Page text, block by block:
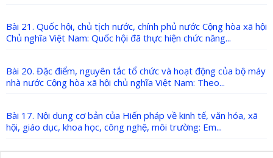
Bài 21. Quốc hội, chủ tịch nước, chính phủ nước Cộng hòa xã hội
Chủ nghĩa Việt Nam: Quốc hội đã thực hiện chức năng...
Bài 20. Đặc điểm, nguyên tắc tổ chức và hoạt động của bộ máy
nhà nước Cộng hòa xã hội chủ nghĩa Việt Nam: Theo...
Bài 17. Nội dung cơ bản của Hiến pháp về kinh tế, văn hóa, xã
hội, giáo dục, khoa học, công nghệ, môi trường: Em...